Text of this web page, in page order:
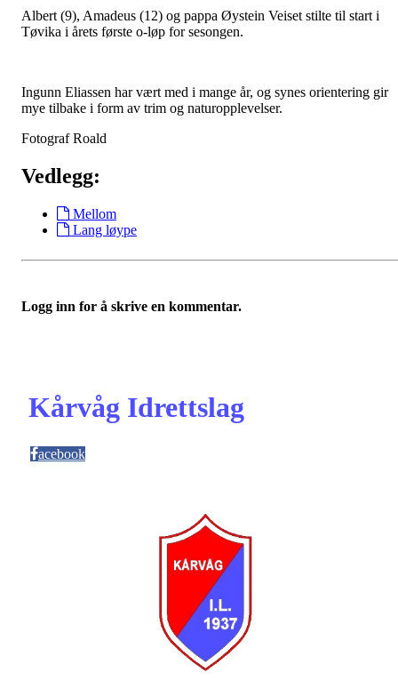
Albert (9), Amadeus (12) og pappa Øystein Veiset stilte til start i
Tøvika i årets første o-løp for sesongen.
Ingunn Eliassen har vært med i mange år, og synes orientering gir
mye tilbake i form av trim og naturopplevelser.
Fotograf Roald
Vedlegg:
Mellom
Lang løype
Logg inn for å skrive en kommentar.
Kårvåg Idrettslag
acebook